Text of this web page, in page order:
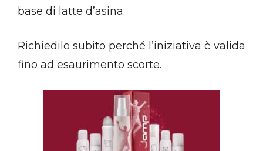
base di latte d’asina.
Richiedilo subito perché l’iniziativa è valida
fino ad esaurimento scorte.